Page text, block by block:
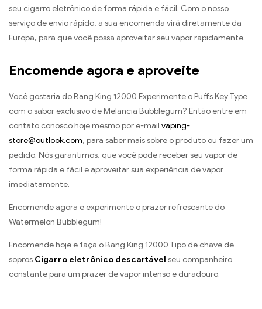
seu cigarro eletrônico de forma rápida e fácil. Com o nosso
serviço de envio rápido, a sua encomenda virá diretamente da
Europa, para que você possa aproveitar seu vapor rapidamente.
Encomende agora e aproveite
Você gostaria do Bang King 12000 Experimente o Puffs Key Type
com o sabor exclusivo de Melancia Bubblegum? Então entre em
contato conosco hoje mesmo por e-mail vaping-
store@outlook.com, para saber mais sobre o produto ou fazer um
pedido. Nós garantimos, que você pode receber seu vapor de
forma rápida e fácil e aproveitar sua experiência de vapor
imediatamente.
Encomende agora e experimente o prazer refrescante do
Watermelon Bubblegum!
Encomende hoje e faça o Bang King 12000 Tipo de chave de
sopros Cigarro eletrônico descartável seu companheiro
constante para um prazer de vapor intenso e duradouro.